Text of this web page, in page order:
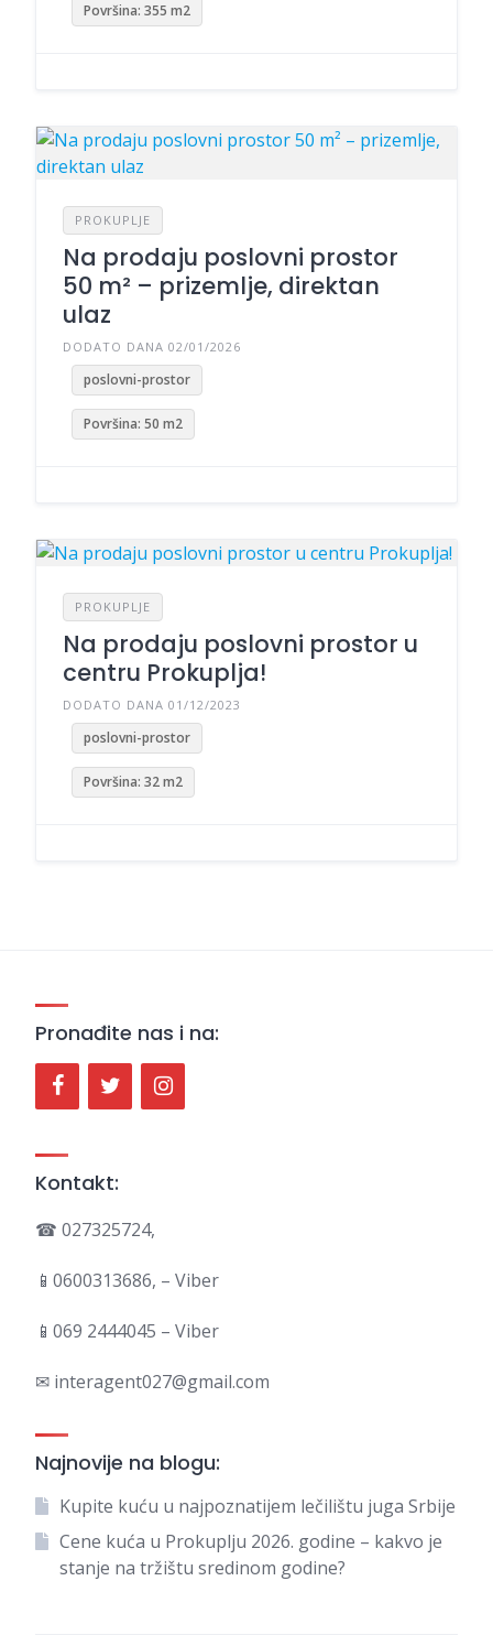
Površina: 355 m2
PROKUPLJE
Na prodaju poslovni prostor
50 m² – prizemlje, direktan
ulaz
DODATO DANA 02/01/2026
poslovni-prostor
Površina: 50 m2
PROKUPLJE
Na prodaju poslovni prostor u
centru Prokuplja!
DODATO DANA 01/12/2023
poslovni-prostor
Površina: 32 m2
Pronađite nas i na:
Kontakt:
☎ 027325724,
📱0600313686, – Viber
📱069 2444045 – Viber
✉ interagent027@gmail.com
Najnovije na blogu:
Kupite kuću u najpoznatijem lečilištu juga Srbije
Cene kuća u Prokuplju 2026. godine – kakvo je
stanje na tržištu sredinom godine?